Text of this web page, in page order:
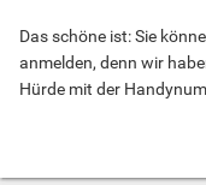
Das schöne ist: Sie
anmelden, denn wir
Hürde mit der